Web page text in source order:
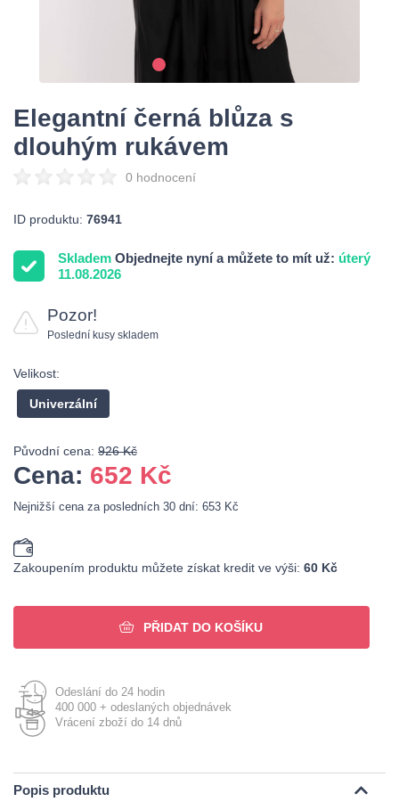
Elegantní černá blůza s
dlouhým rukávem
0 hodnocení
ID produktu: 76941
Skladem Objednejte nyní a můžete to mít už: úterý
11.08.2026
Pozor!
Poslední kusy skladem
Velikost:
Univerzální
Původní cena: 926 Kč
Cena: 652 Kč
Nejnižší cena za posledních 30 dní: 653 Kč
Zakoupením produktu můžete získat kredit ve výši: 60 Kč
PŘIDAT DO KOŠÍKU
Odeslání do 24 hodin
400 000 + odeslaných objednávek
Vrácení zboží do 14 dnů
Popis produktu